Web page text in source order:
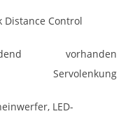
Distance Control
vorhanden
Servolenkung
LED-